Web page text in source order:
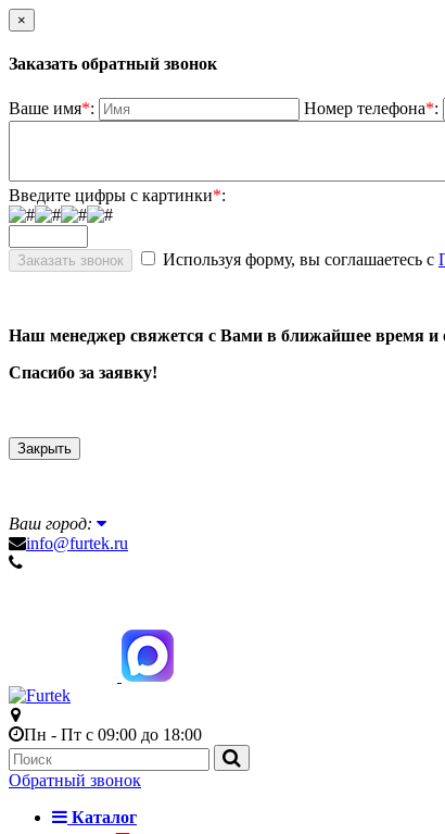
×
Заказать обратный звонок
Ваше имя*: Номер телефона*:
Введите цифры с картинки*:
Используя форму, вы соглашаетесь с
Наш менеджер свяжется с Вами в ближайшее время и
Спасибо за заявку!
Закрыть
Ваш город:
info@furtek.ru
Пн - Пт с 09:00 до 18:00
Обратный звонок
Каталог